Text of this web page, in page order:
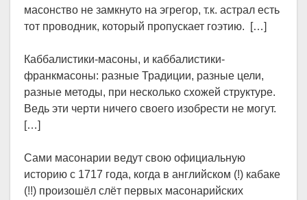
масонство не замкнуто на эгрегор, т.к. астрал есть
тот проводник, который пропускает гоэтию. […]
Каббалистики-масоны, и каббалистики-
франкмасоны: разные Традиции, разные цели,
разные методы, при несколько схожей структуре.
Ведь эти черти ничего своего изобрести не могут.
[…]
Сами масонарии ведут свою официальную
историю с 1717 года, когда в английском (!) кабаке
(!!) произошёл слёт первых масонарийских